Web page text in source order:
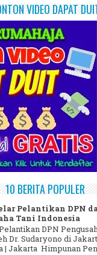
VIDEO DAPAT
10 BERITA POPULER
Pelantikan DPN
Tani Indonesia
DPN
Dr. Sudaryono di
| Jakarta Himpunan